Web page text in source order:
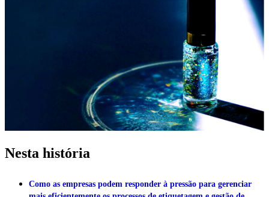
Nesta história
Como as empresas podem responder à pressão para gerenciar